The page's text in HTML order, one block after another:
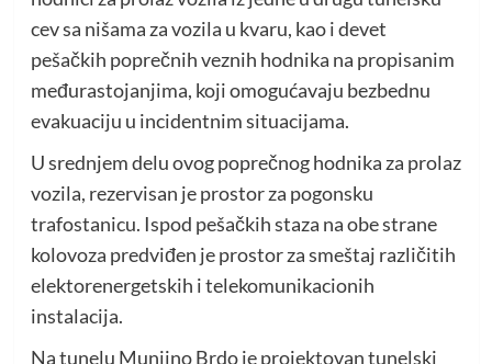
cev sa nišama za vozila u kvaru, kao i devet
pešačkih poprečnih veznih hodnika na propisanim
međurastojanjima, koji omogućavaju bezbednu
evakuaciju u incidentnim situacijama.
U srednjem delu ovog poprečnog hodnika za prolaz
vozila, rezervisan je prostor za pogonsku
trafostanicu. Ispod pešačkih staza na obe strane
kolovoza predviđen je prostor za smeštaj različitih
elektorenergetskih i telekomunikacionih
instalacija.
Na tunelu Munjino Brdo je projektovan tunelski